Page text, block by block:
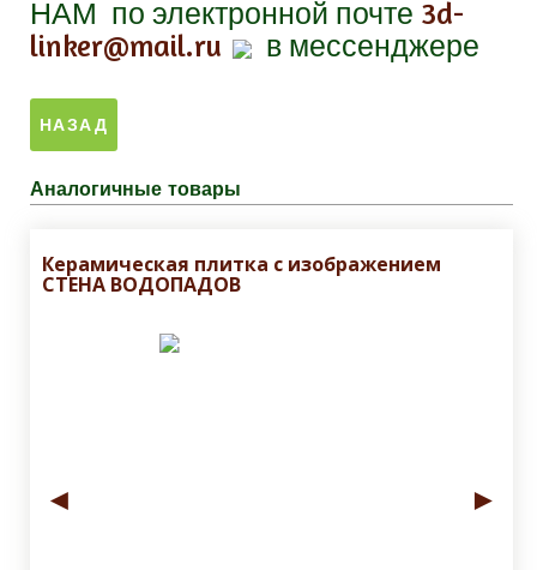
НАМ по электронной почте 3d-
linker@mail.ru
в мессенджере
Аналогичные товары
Керамическая плитка с изображением
СТЕНА ВОДОПАДОВ
◄ ►